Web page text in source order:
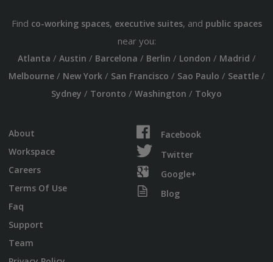
Find co-working spaces, executive suites, and public spaces
near you:
Atlanta / Austin / Barcelona / Berlin / London / Madrid /
Melbourne/ New York/ San Francisco / Sao Paulo / Seattle/
Sydney / Toronto / Washington / Tokyo
About
Workspace
Careers
Terms Of Use
Faq
Support
Team
Facebook
Twitter
Google+
Blog